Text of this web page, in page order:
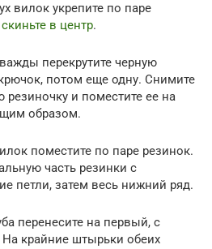
вилок укрепите по паре
в центр.
перекрутите черную
потом еще одну. Снимите
резиночку и поместите ее на
образом.
поместите по паре резинок.
часть резинки с
петли, затем весь нижний ряд.
перенесите на первый, с
На крайние штырьки обеих